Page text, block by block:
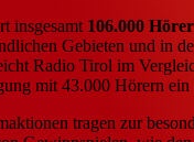
insgesamt 106.000 Hörer
Gebieten und in
Radio Tirol im
mit 43.000 Hörern ein
tragen zur